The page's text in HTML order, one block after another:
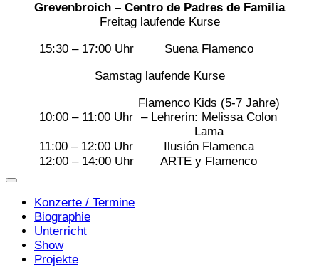
Grevenbroich – Centro de Padres de Familia
Freitag laufende Kurse
15:30 – 17:00 Uhr
Suena Flamenco
Samstag laufende Kurse
10:00 – 11:00 Uhr
Flamenco Kids (5-7 Jahre)
– Lehrerin: Melissa Colon
Lama
11:00 – 12:00 Uhr
Ilusión Flamenca
12:00 – 14:00 Uhr
ARTE y Flamenco
Konzerte / Termine
Biographie
Unterricht
Show
Projekte